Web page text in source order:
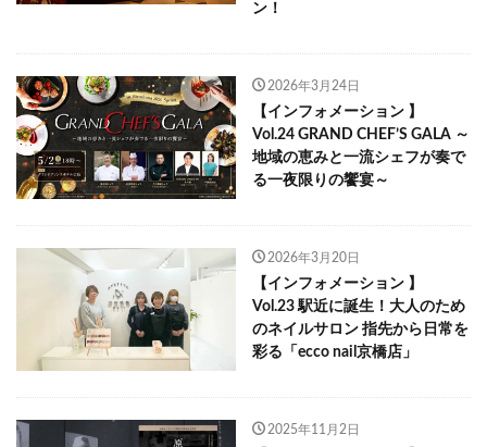
ン！
2026年3月24日
【インフォメーション 】
Vol.24 GRAND CHEF’S GALA ～
地域の恵みと一流シェフが奏で
る一夜限りの饗宴～
2026年3月20日
【インフォメーション 】
Vol.23 駅近に誕生！大人のため
のネイルサロン 指先から日常を
彩る「ecco nail京橋店」
2025年11月2日